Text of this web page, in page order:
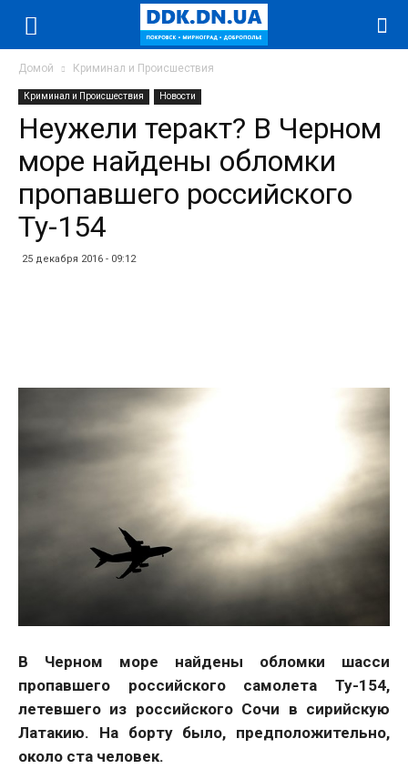
Домой Криминал и Происшествия
Криминал и Происшествия Новости
Неужели теракт? В Черном
море найдены обломки
пропавшего российского
Ту-154
25 декабря 2016 - 09:12
В Черном море найдены обломки шасси
пропавшего российского самолета Ту-154,
летевшего из российского Сочи в сирийскую
Латакию. На борту было, предположительно,
около ста человек.